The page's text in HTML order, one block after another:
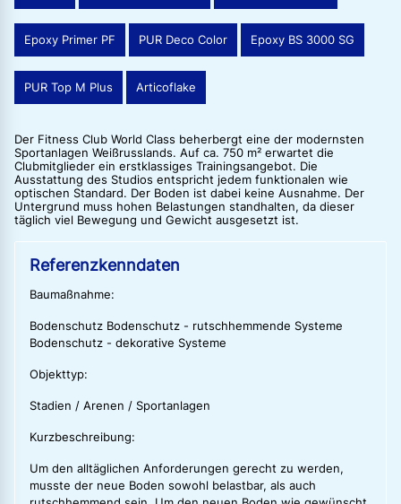
Epoxy Primer PF PUR Deco Color Epoxy BS 3000 SG
PUR Top M Plus Articoflake
Der Fitness Club World Class beherbergt eine der modernsten
Sportanlagen Weißrusslands. Auf ca. 750 m² erwartet die
Clubmitglieder ein erstklassiges Trainingsangebot. Die
Ausstattung des Studios entspricht jedem funktionalen wie
optischen Standard. Der Boden ist dabei keine Ausnahme. Der
Untergrund muss hohen Belastungen standhalten, da dieser
täglich viel Bewegung und Gewicht ausgesetzt ist.
Referenzkenndaten
Baumaßnahme:
Bodenschutz Bodenschutz - rutschhemmende Systeme
Bodenschutz - dekorative Systeme
Objekttyp:
Stadien / Arenen / Sportanlagen
Kurzbeschreibung:
Um den alltäglichen Anforderungen gerecht zu werden,
musste der neue Boden sowohl belastbar, als auch